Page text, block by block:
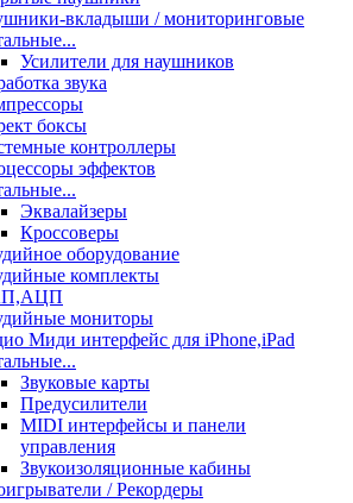
вкладыши / мониторинговые
Усилители для наушников
звука
боксы
контроллеры
эффектов
Эквалайзеры
Кроссоверы
оборудование
комплекты
мониторы
Миди интерфейс для iPhone,iPad
Звуковые карты
Предусилители
MIDI интерфейсы и панели
управления
Звукоизоляционные кабины
/ Рекордеры